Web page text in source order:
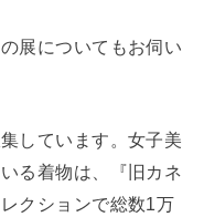
展についてもお伺い
しています。女子美
る着物は、『旧カネ
クションで総数1万